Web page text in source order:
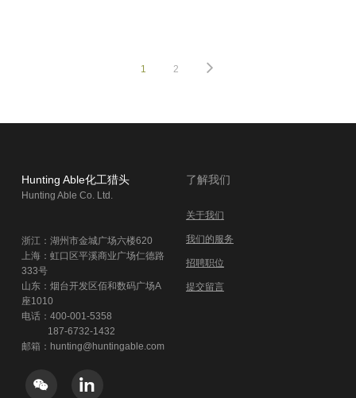
1 2
Hunting Able化工猎头
Hunting Able Co. Ltd.
浙江：湖州市金城广场六楼620
​上海：虹口区平溪商业广场​仁德路
333号
山东：烟台开发区佰和数码广场A
座1010
电话：400-001-5358
187-67​32-1432
邮箱：hunting@huntingable.com
了解我们
关于我们
我们的服务
招聘职位
提交留言